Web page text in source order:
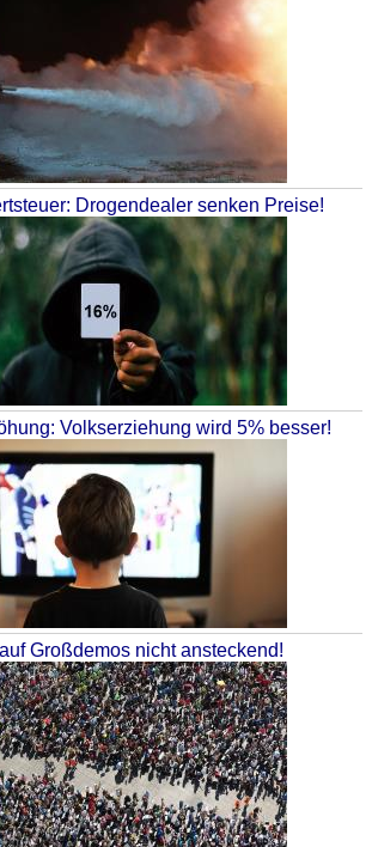
Drogendealer senken Preise!
Volkserziehung wird 5% besser!
Großdemos nicht ansteckend!